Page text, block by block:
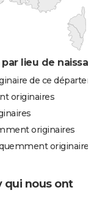
lieu de
de ce
originaires
originaires
originaires
qui nous ont